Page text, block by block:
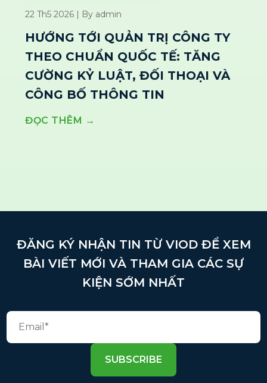
22 Th5 2026 | By admin
HƯỚNG TỚI QUẢN TRỊ CÔNG TY
THEO CHUẨN QUỐC TẾ: TĂNG
CƯỜNG KỶ LUẬT, ĐỐI THOẠI VÀ
CÔNG BỐ THÔNG TIN
ĐỌC THÊM →
ĐĂNG KÝ NHẬN TIN TỪ VIOD ĐỂ XEM
BÀI VIẾT MỚI VÀ THAM GIA CÁC SỰ
KIỆN SỚM NHẤT
SUBSCRIBE